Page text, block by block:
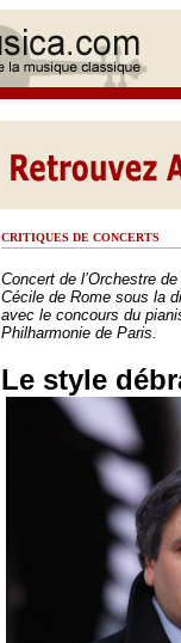
CRITIQUES DE CONCERTS
Concert de l’Orchestre
Cécile de Rome sous la
avec le concours du
Philharmonie de Paris.
Le style